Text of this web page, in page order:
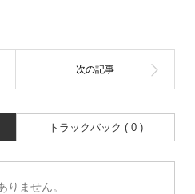
トラックバック ( 0 )
りません。